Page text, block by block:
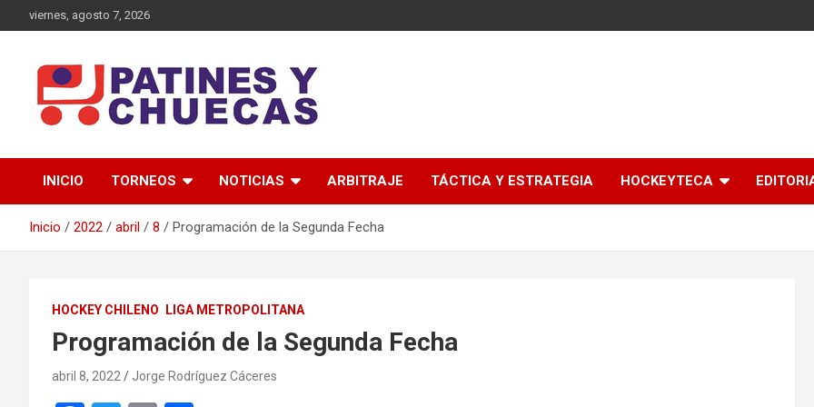
al
viernes, agosto 7, 2026
Patines y Chuecas
INICIO TORNEOS NOTICIAS ARBITRAJE TÁCTICA Y ESTRATEGIA HOCKEYTECA
Inicio 2022 abril 8 Programación de la Segunda Fecha
HOCKEY CHILENO LIGA METROPOLITANA
Programación de la Segunda Fecha
abril 8, 2022 Jorge Rodríguez Cáceres